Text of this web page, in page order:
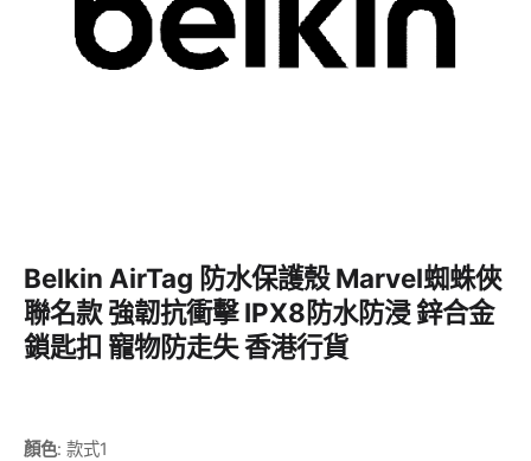
Belkin AirTag 防水保護殼 Marvel蜘蛛俠
聯名款 強韌抗衝擊 IPX8防水防浸 鋅合金
鎖匙扣 寵物防走失 香港行貨
顏色: 款式1